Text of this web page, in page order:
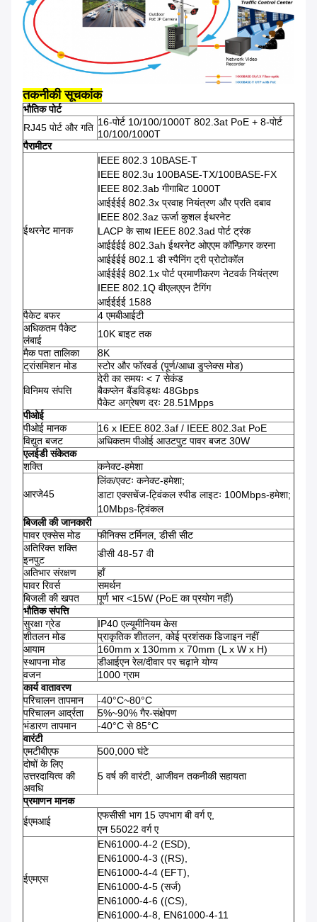
तकनीकी सूचकांक
भौतिक पोर्ट
RJ45 पोर्ट और गति 16-पोर्ट 10/100/1000T 802.3at PoE + 8-पोर्ट
10/100/1000T
पैरामीटर
ईथरनेट मानक
IEEE 802.3 10BASE-T
IEEE 802.3u 100BASE-TX/100BASE-FX
IEEE 802.3ab गीगाबिट 1000T
आईईईई 802.3x प्रवाह नियंत्रण और प्रति दबाव
IEEE 802.3az ऊर्जा कुशल ईथरनेट
LACP के साथ IEEE 802.3ad पोर्ट ट्रंक
आईईईई 802.3ah ईथरनेट ओएएम कॉन्फ़िगर करना
आईईईई 802.1 डी स्पैनिंग ट्री प्रोटोकॉल
आईईईई 802.1x पोर्ट प्रमाणीकरण नेटवर्क नियंत्रण
IEEE 802.1Q वीएलएएन टैगिंग
आईईईई 1588
पैकेट बफर
4 एमबीआईटी
अधिकतम पैकेट
लंबाई
10K बाइट तक
मैक पता तालिका
8K
ट्रांसमिशन मोड
स्टोर और फॉरवर्ड (पूर्ण/आधा डुप्लेक्स मोड)
विनिमय संपत्ति
देरी का समयः < 7 सेकंड
बैकप्लेन बैंडविड्थः 48Gbps
पैकेट अग्रेषण दरः 28.51Mpps
पीओई
पीओई मानक
16 x IEEE 802.3af / IEEE 802.3at PoE
विद्युत बजट
अधिकतम पीओई आउटपुट पावर बजट 30W
एलईडी संकेतक
शक्ति
कनेक्ट-हमेशा
आरजे45
लिंक/एक्टः कनेक्ट-हमेशा;
डाटा एक्सचेंज-ट्विंकल स्पीड लाइटः 100Mbps-हमेशा;
10Mbps-ट्विंकल
बिजली की जानकारी
पावर एक्सेस मोड
फीनिक्स टर्मिनल, डीसी सीट
अतिरिक्त शक्ति
इनपुट
डीसी 48-57 वी
अतिभार संरक्षण
हाँ
पावर रिवर्स
समर्थन
बिजली की खपत
पूर्ण भार <15W (PoE का प्रयोग नहीं)
भौतिक संपत्ति
सुरक्षा ग्रेड
IP40 एल्यूमीनियम केस
शीतलन मोड
प्राकृतिक शीतलन, कोई प्रशंसक डिजाइन नहीं
आयाम
160mm x 130mm x 70mm (L x W x H)
स्थापना मोड
डीआईएन रेल/दीवार पर चढ़ाने योग्य
वजन
1000 ग्राम
कार्य वातावरण
परिचालन तापमान
-40°C~80°C
परिचालन आर्द्रता
5%~90% गैर-संक्षेपण
भंडारण तापमान
-40°C से 85°C
वारंटी
एमटीबीएफ
500,000 घंटे
दोषों के लिए
उत्तरदायित्व की
अवधि
5 वर्ष की वारंटी, आजीवन तकनीकी सहायता
प्रमाणन मानक
ईएमआई
एफसीसी भाग 15 उपभाग बी वर्ग ए,
एन 55022 वर्ग ए
ईएमएस
EN61000-4-2 (ESD),
EN61000-4-3 ((RS),
EN61000-4-4 (EFT),
EN61000-4-5 (सर्ज)
EN61000-4-6 ((CS),
EN61000-4-8, EN61000-4-11